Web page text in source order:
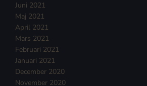
Juni 2021
Maj 2021
April 2021
Mars 2021
Februari 2021
Januari 2021
December 2020
November 2020